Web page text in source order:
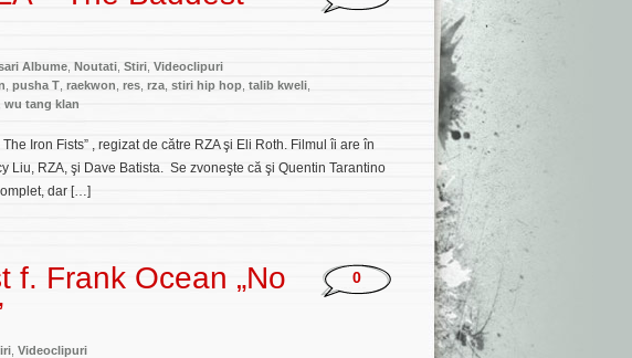
Albume Noutati Stiri Videoclipuri
pusha T raekwon res rza stiri hip hop talib kweli
wu tang klan
Iron Fists” , regizat de către RZA şi Eli Roth. Filmul îi are în
Liu, RZA, şi Dave Batista. Se zvoneşte că şi Quentin Tarantino
dar […]
f. Frank Ocean „No
Videoclipuri
0